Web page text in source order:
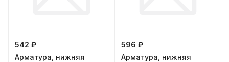
542 ₽
Арматура, нижняя
596 ₽
Арматура, нижняя